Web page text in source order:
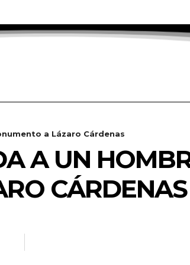
a Lázaro Cárdenas
A UN
CÁRDENAS